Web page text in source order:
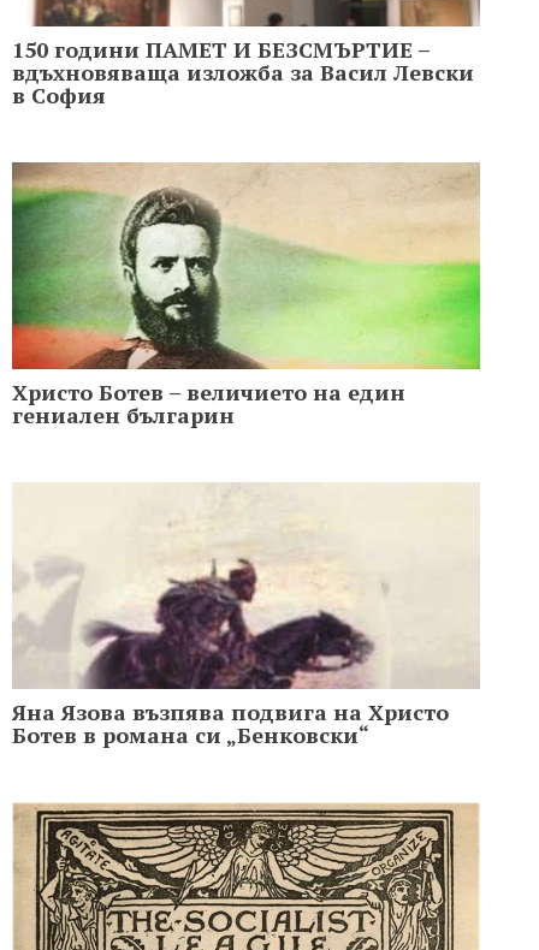
150 години ПАМЕТ И БЕЗСМЪРТИЕ –
вдъхновяваща изложба за Васил Левски
в София
Христо Ботев – величието на един
гениален българин
Яна Язова възпява подвига на Христо
Ботев в романа си „Бенковски“